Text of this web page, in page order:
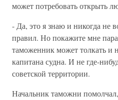
может потребовать открыть
- Да, это я знаю и никогда не
правил. Но покажите мне
таможенник может толкать и
капитана судна. И не где-
советской территории.
Начальник таможни